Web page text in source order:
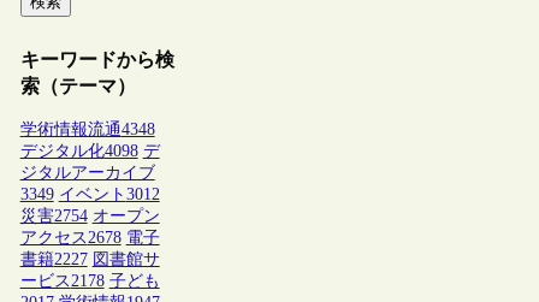
キーワードから検
索（テーマ）
学術情報流通4348
デジタル化4098 デ
ジタルアーカイブ
3349 イベント 3012
災害2754 オープン
アクセス2678 電子
書籍2227 図書館サ
ービス2178 子ども